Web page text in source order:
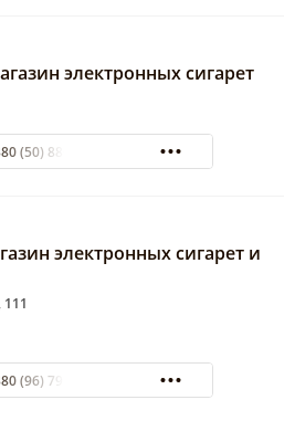
электронных сигарет
(50) 886-08-90
электронных сигарет и
(96) 791-54-71